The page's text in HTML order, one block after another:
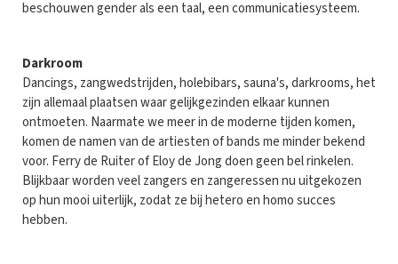
beschouwen gender als een taal, een communicatiesysteem.
Darkroom
Dancings, zangwedstrijden, holebibars, sauna's, darkrooms, het
zijn allemaal plaatsen waar gelijkgezinden elkaar kunnen
ontmoeten. Naarmate we meer in de moderne tijden komen,
komen de namen van de artiesten of bands me minder bekend
voor. Ferry de Ruiter of Eloy de Jong doen geen bel rinkelen.
Blijkbaar worden veel zangers en zangeressen nu uitgekozen
op hun mooi uiterlijk, zodat ze bij hetero en homo succes
hebben.